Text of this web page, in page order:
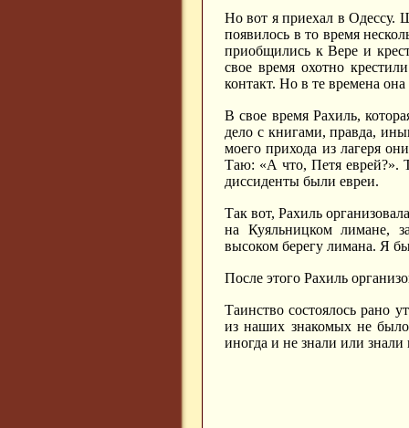
Но вот я приехал в Одессу.
появилось в то время
приобщились к Вере и
свое время охотно
контакт. Но в те времена
В свое время Рахиль,
дело с книгами, правда,
моего прихода из лагеря
Таю: «А что, Петя еврей?».
диссиденты были евреи.
Так вот, Рахиль
на Куяльницком лимане,
высоком берегу лимана. Я
После этого Рахиль
Таинство состоялось рано
из наших знакомых не
иногда и не знали или